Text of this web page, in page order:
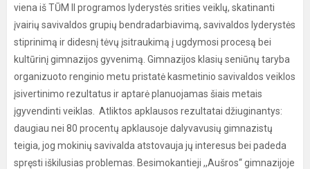
viena iš TŪM II programos lyderystės srities veiklų, skatinanti
įvairių savivaldos grupių bendradarbiavimą, savivaldos lyderystės
stiprinimą ir didesnį tėvų įsitraukimą į ugdymosi procesą bei
kultūrinį gimnazijos gyvenimą. Gimnazijos klasių seniūnų taryba
organizuoto renginio metu pristatė kasmetinio savivaldos veiklos
įsivertinimo rezultatus ir aptarė planuojamas šiais metais
įgyvendinti veiklas. Atliktos apklausos rezultatai džiuginantys:
daugiau nei 80 procentų apklausoje dalyvavusių gimnazistų
teigia, jog mokinių savivalda atstovauja jų interesus bei padeda
spręsti iškilusias problemas. Besimokantieji ,,Aušros‘‘ gimnazijoje